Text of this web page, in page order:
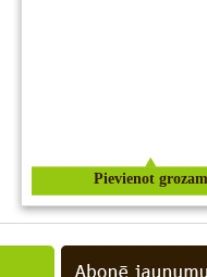
Pievienot grozam